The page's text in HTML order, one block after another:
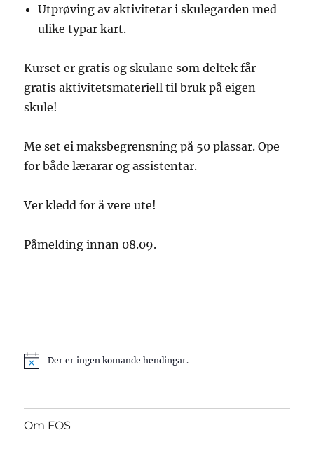
Utprøving av aktivitetar i skulegarden med
ulike typar kart.
Kurset er gratis og skulane som deltek får
gratis aktivitetsmateriell til bruk på eigen
skule!
Me set ei maksbegrensning på 50 plassar. Ope
for både lærarar og assistentar.
Ver kledd for å vere ute!
Påmelding innan 08.09.
N
c
e
Der er ingen komande hendingar.
Om FOS